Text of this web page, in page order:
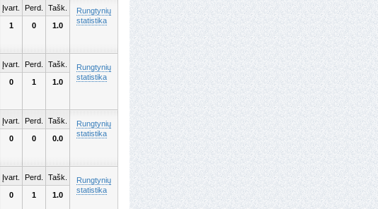
Įvart.
1
Perd.
0
Tašk.
1.0
Rungtynių
statistika
Įvart.
0
Perd.
1
Tašk.
1.0
Rungtynių
statistika
Įvart.
0
Perd.
0
Tašk.
0.0
Rungtynių
statistika
Įvart.
0
Perd.
1
Tašk.
1.0
Rungtynių
statistika